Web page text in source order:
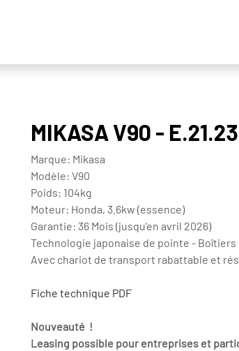
MIKASA V90 - E.21.23
Marque: Mikasa
Modèle: V90
Poids: 104kg
Moteur: Honda, 3.6kw (essence)
Garantie: 36 Mois (jusqu’en avril 2026)
Technologie japonaise de pointe -
Avec chariot de transport rabattable et
Fiche technique PDF
Nouveauté !
Leasing possible pour entreprises et